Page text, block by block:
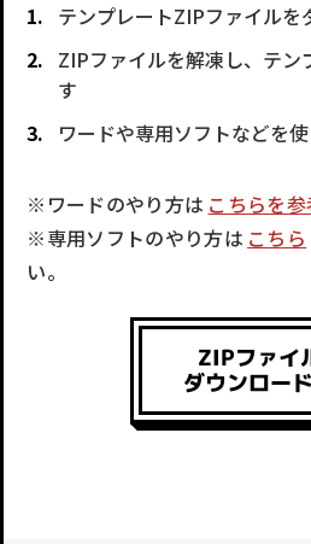
テンプレートZIPファイルを
ZIPファイルを解凍し、テン
す
ワードや専用ソフトなどを
※ワードのやり方は こちらを
※専用ソフトのやり方は こちら
い。
ZIPファイ
ダウンロー